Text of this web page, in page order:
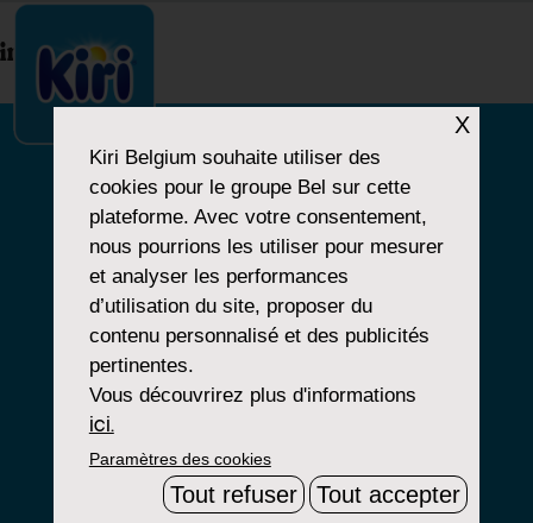
index.php
NOTRE HISTOIRE
NOS PRODUITS
NOS ENGAGEMENTS
Mentions Légales
Groupe Bel
X
Kiri Belgium souhaite utiliser des
cookies pour le groupe Bel sur cette
plateforme. Avec votre consentement,
nous pourrions les utiliser pour mesurer
et analyser les performances
d’utilisation du site, proposer du
contenu personnalisé et des publicités
pertinentes.
Vous découvrirez plus d'informations
ici.
Paramètres des cookies
Tout refuser Tout accepter